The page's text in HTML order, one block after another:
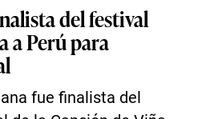
del festival
a Perú para
fue finalista del